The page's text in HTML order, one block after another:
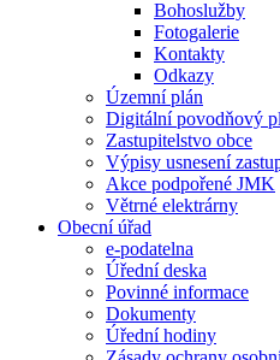
Bohoslužby
Fotogalerie
Kontakty
Odkazy
Územní plán
Digitální povodňový
Zastupitelstvo obce
Výpisy usnesení
Akce podpořené JMK
Větrné elektrárny
Obecní úřad
e-podatelna
Úřední deska
Povinné informace
Dokumenty
Úřední hodiny